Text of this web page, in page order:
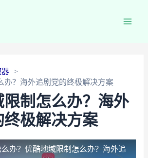
器
办？海外追剧党的终极解决方案
限制怎么办？海外
终极解决方案
办？ 优酷地域限制怎么办？海外追